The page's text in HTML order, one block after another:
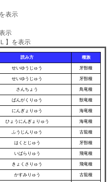
表示
示
】を表示
読み方 種族
せいゆうじゅう 牙獣種
せいゆうじゅう 牙獣種
さんちょう 鳥竜種
ばんがくりゅう 獣竜種
にんぎょりゅう 海竜種
ひょうにんぎょりゅう 海竜種
ふうじんりゅう 古龍種
はくとじゅう 牙獣種
いばらりゅう 飛竜種
きょくさりゅう 飛竜種
かすみりゅう 古龍種